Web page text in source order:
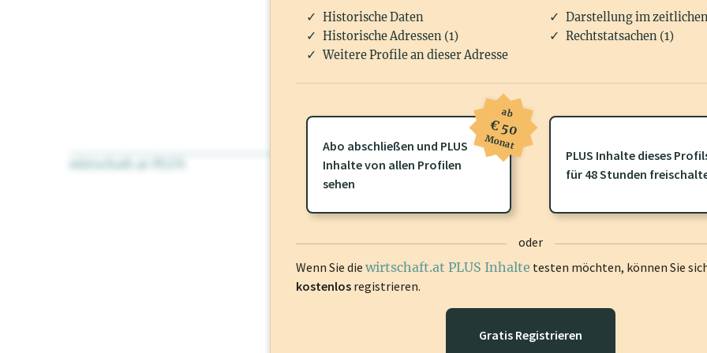
wirtschaft.at PLUS Für dieses Profil gibt es zusätzliche wirtschaft.at PLUS Inhaltedie Sie
frei oder loggen Sie sich ein um diese Inhalte zu sehen.
Historische Daten
Darstellung im
Historische Adressen (1)
Rechtstatsachen (1)
Weitere Profile an dieser Adresse
Abo abschließen und PLUS
Inhalte von allen Profilen
sehen
ab
€ 50
Monat
PLUS Inhalte dieses
für 48 Stunden
oder
Wenn Sie die wirtschaft.at PLUS Inhalte testen möchten, können Sie
kostenlos registrieren.
Gratis Registrieren